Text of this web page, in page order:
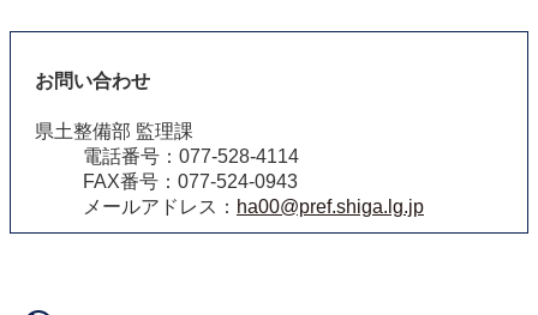
お問い合わせ
県土整備部 監理課
電話番号：077-528-4114
FAX番号：077-524-0943
メールアドレス： ha00@pref.shiga.lg.jp